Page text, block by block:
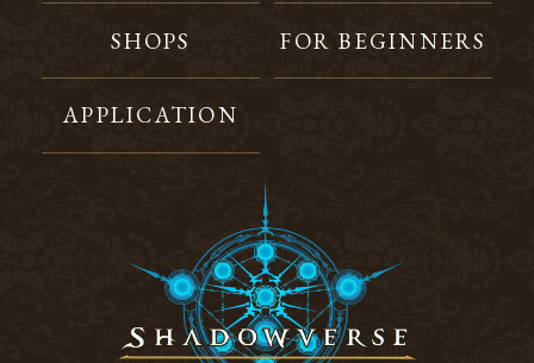
SHOPS FOR BEGINNERS
APPLICATION